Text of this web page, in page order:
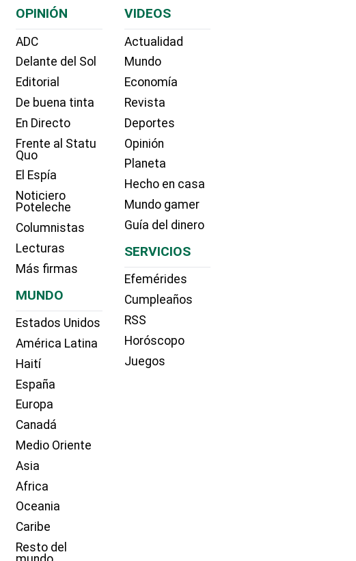
OPINIÓN
ADC
Delante del Sol
Editorial
De buena tinta
En Directo
Frente al Statu
Quo
El Espía
Noticiero
Poteleche
Columnistas
Lecturas
Más firmas
MUNDO
Estados Unidos
América Latina
Haití
España
Europa
Canadá
Medio Oriente
Asia
Africa
Oceania
Caribe
Resto del
VIDEOS
Actualidad
Mundo
Economía
Revista
Deportes
Opinión
Planeta
Hecho en casa
Mundo gamer
Guía del dinero
SERVICIOS
Efemérides
Cumpleaños
RSS
Horóscopo
Juegos